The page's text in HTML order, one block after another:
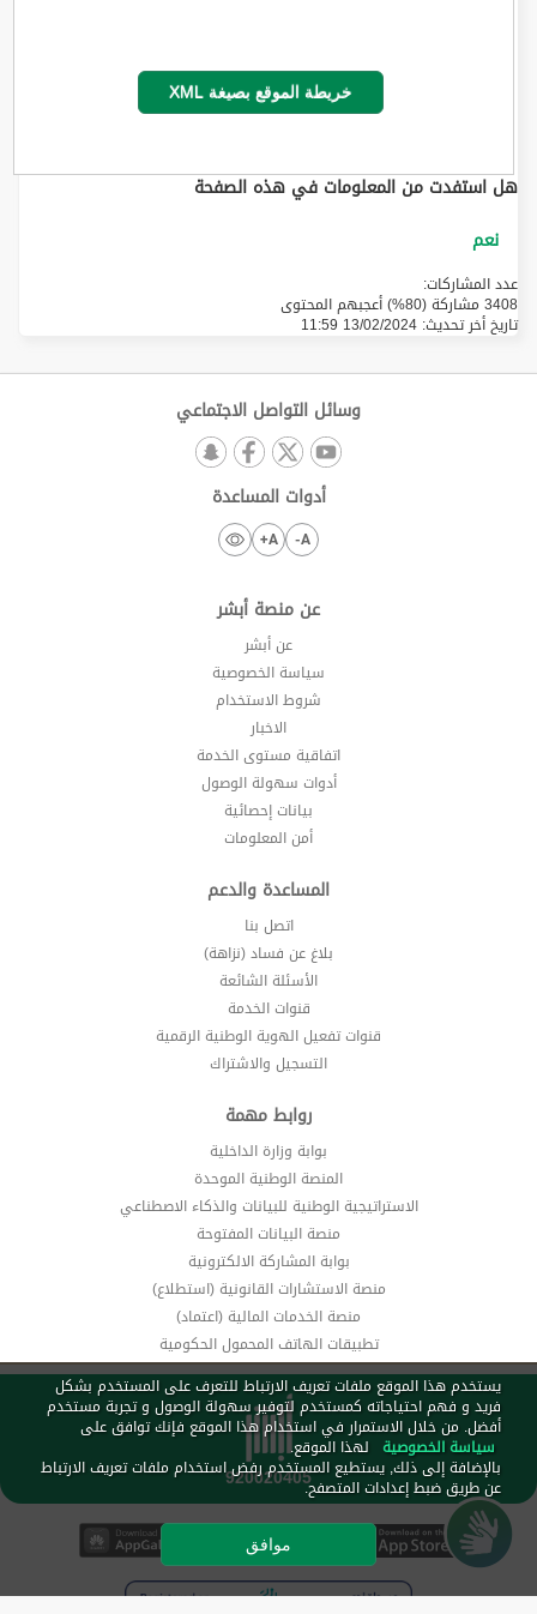
خريطة الموقع بصيغة XML
هل استفدت من المعلومات في هذه الصفحة
عدد المشاركات:
3408 مشاركة (80%) أعجبهم المحتوى
تاريخ أخر تحديث: 13/02/2024 11:59
وسائل التواصل الاجتماعي
أدوات المساعدة
A-
A+
عن منصة أبشر
عن أبشر
سياسة الخصوصية
شروط الاستخدام
الاخبار
اتفاقية مستوى الخدمة
أدوات سهولة الوصول
بيانات إحصائية
أمن المعلومات
المساعدة والدعم
اتصل بنا
بلاغ عن فساد (نزاهة)
الأسئلة الشائعة
قنوات الخدمة
قنوات تفعيل الهوية الوطنية الرقمية
التسجيل والاشتراك
روابط مهمة
بوابة وزارة الداخلية
المنصة الوطنية الموحدة
الاستراتيجية الوطنية للبيانات والذكاء الاصطناعي
منصة البيانات المفتوحة
بوابة المشاركة الالكترونية
منصة الاستشارات القانونية (استطلاع)
منصة الخدمات المالية (اعتماد)
تطبيقات الهاتف المحمول الحكومية
يستخدم هذا الموقع ملفات تعريف الارتباط للتعرف على المستخدم بشكل
فريد و فهم احتياجاته كمستخدم لتوفير سهولة الوصول و تجربة مستخدم
أفضل. من خلال الاستمرار في استخدام هذا الموقع فإنك توافق على
سياسة الخصوصية لهذا الموقع.
بالإضافة إلى ذلك, يستطيع المستخدم رفض استخدام ملفات تعريف الارتباط
عن طريق ضبط إعدادات المتصفح.
موافق